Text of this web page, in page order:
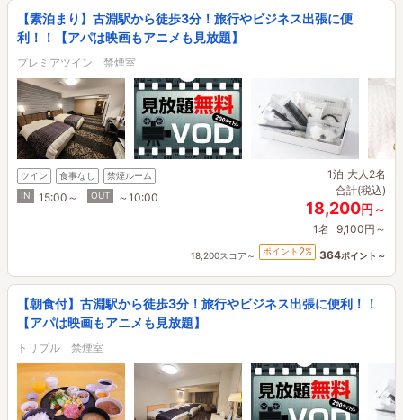
【素泊まり】古淵駅から徒歩3分！旅行やビジネス出張に便
利！！【アパは映画もアニメも見放題】
プレミアツイン 禁煙室
ツイン 食事なし
禁煙ルーム
IN
15:00～ OUT ～10:00
1泊 大人2名
合計(税込)
18,200円～
1名 9,100円～
18,200スコア～ ポイント 2% 364ポイント～
【朝食付】古淵駅から徒歩3分！旅行やビジネス出張に便利！！
【アパは映画もアニメも見放題】
トリプル 禁煙室